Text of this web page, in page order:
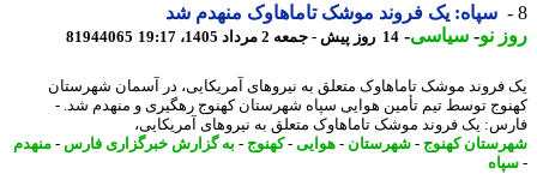
سپاه: یک فروند موشک تاماهاوک منهدم شد
نو- سیاسی-14 روز پیش - جمعه 2 مرداد 1405، 19:17 81944065
موشک تاماهاوک متعلق به نیروهای آمریکایی، در آسمان شهرستان
توسط تیم تأمین هوایی سپاه شهرستان کهنوج رهگیری و منهدم شد. -
یک فروند موشک تاماهاوک متعلق به نیروهای آمریکایی،
کهنوج-شهرستان-هوایی- کهنوج-به گزارش خبرگزاری فارس-منهدم